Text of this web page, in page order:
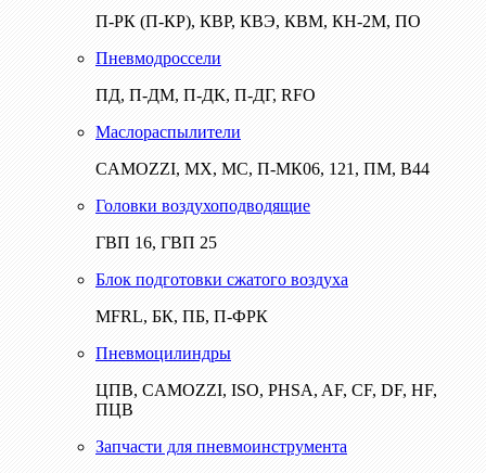
П-РК (П-КР), КВР, КВЭ, КВМ, КН-2М, ПО
Пневмодроссели
ПД, П-ДМ, П-ДК, П-ДГ, RFO
Маслораспылители
CAMOZZI, МХ, МС, П-МК06, 121, ПМ, В44
Головки воздухоподводящие
ГВП 16, ГВП 25
Блок подготовки сжатого воздуха
MFRL, БК, ПБ, П-ФРК
Пневмоцилиндры
ЦПВ, CAMOZZI, ISO, PHSA, AF, CF, DF, HF,
ПЦВ
Запчасти для пневмоинструмента